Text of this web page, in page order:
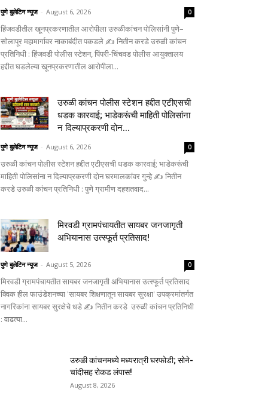
पुणे बुलेटिन न्यूज - August 6, 2026 0
हिंजवडीतील खूनप्रकरणातील आरोपीला उरुळीकांचन पोलिसांनी पुणे–
सोलापूर महामार्गावर नाकाबंदीत पकडले ✍️ नितीन करडे उरुळी कांचन
प्रतिनिधी : हिंजवडी पोलीस स्टेशन, पिंपरी-चिंचवड पोलीस आयुक्तालय
हद्दीत घडलेल्या खूनप्रकरणातील आरोपीला...
उरुळी कांचन पोलीस स्टेशन हद्दीत एटीएसची
धडक कारवाई; भाडेकरूंची माहिती पोलिसांना
न दिल्याप्रकरणी दोन...
पुणे बुलेटिन न्यूज - August 6, 2026 0
उरुळी कांचन पोलीस स्टेशन हद्दीत एटीएसची धडक कारवाई; भाडेकरूंची
माहिती पोलिसांना न दिल्याप्रकरणी दोन घरमालकांवर गुन्हे ✍️ नितीन
करडे उरुळी कांचन प्रतिनिधी : पुणे ग्रामीण दहशतवाद...
मिरवडी ग्रामपंचायतीत सायबर जनजागृती
अभियानास उत्स्फूर्त प्रतिसाद!
पुणे बुलेटिन न्यूज - August 5, 2026 0
मिरवडी ग्रामपंचायतीत सायबर जनजागृती अभियानास उत्स्फूर्त प्रतिसाद
क्विक हील फाउंडेशनच्या 'सायबर शिक्षणातून सायबर सुरक्षा' उपक्रमांतर्गत
नागरिकांना सायबर सुरक्षेचे धडे ✍️ नितीन करडे उरुळी कांचन प्रतिनिधी
: वाढत्या...
उरुळी कांचनमध्ये मध्यरात्री घरफोडी; सोने-
चांदीसह रोकड लंपास!
August 8, 2026